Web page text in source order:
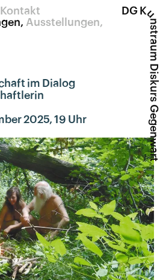
DG Ku
nstraum Diskurs Gegenwart
Ausstellungen
Kontakt
im Dialog
2025, 19 Uhr